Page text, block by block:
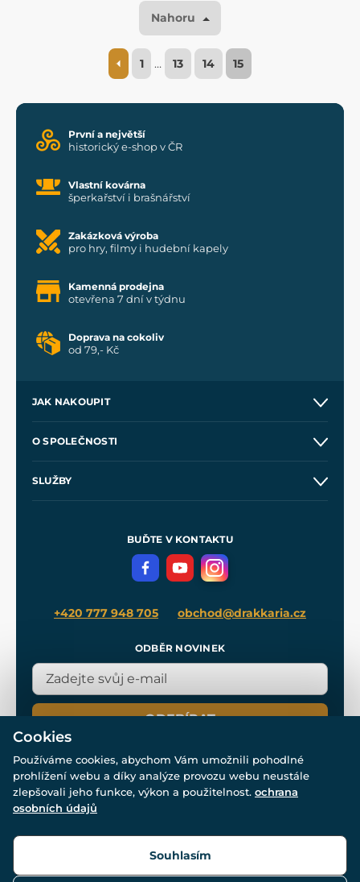
Nahoru
1 … 13 14 15
První a největší
historický e-shop v ČR
Vlastní kovárna
šperkařství i brašnářství
Zakázková výroba
pro hry, filmy i hudební kapely
Kamenná prodejna
otevřena 7 dní v týdnu
Doprava na cokoliv
od 79,- Kč
JAK NAKOUPIT
Velkoobchod
O SPOLEČNOSTI
SLUŽBY
Meče pro Kingdom Come
BUĎTE V KONTAKTU
+420 777 948 705 obchod@drakkaria.cz
ODBĚR NOVINEK
ODEBÍRAT
© Všechna práva vyhrazena. www.drakkaria.cz 2007-2026.
Cookies
Používáme cookies, abychom Vám umožnili pohodlné
prohlížení webu a díky analýze provozu webu neustále
zlepšovali jeho funkce, výkon a použitelnost. ochrana
osobních údajů
Souhlasím